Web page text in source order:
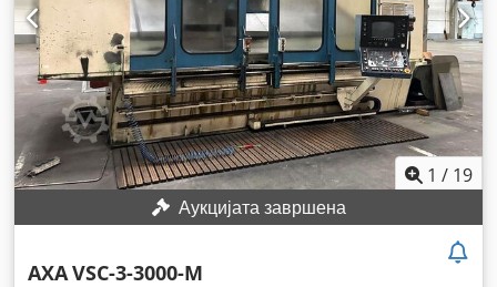
1 / 19
Аукцијата завршена
AXAVSC-3-3000-M